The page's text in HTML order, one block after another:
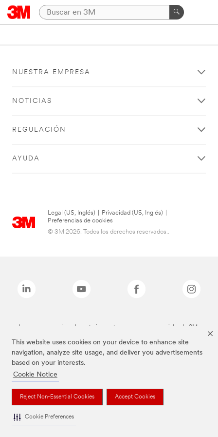
This website uses cookies on your device to enhance site
navigation, analyze site usage, and deliver you advertisements
based on your interests.
Cookie Notice
Reject Non-Essential Cookies Accept Cookies
Cookie Preferences
NUESTRA EMPRESA
NOTICIAS
REGULACIÓN
AYUDA
Legal (US, Inglés) Privacidad (US, Inglés)
Preferencias de cookies
© 3M 2026. Todos los derechos reservados..
Las marcas mencionadas anteriormente son marcas comerciales de 3M.